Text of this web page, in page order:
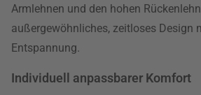
Armlehnen und den hohen
außergewöhnliches, zeitloses Design
Entspannung.
Individuell anpassbarer Komfort